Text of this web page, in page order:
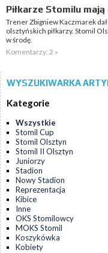
Piłkarze Stomilu
Trener Zbigniew Kaczmarek
olsztyńskich piłkarzy. Stomil
w środę.
Komentarzy: 2 »
WYSZUKIWARKA
Kategorie
Wszystkie
Stomil Cup
Stomil Olsztyn
Stomil II Olsztyn
Juniorzy
Stadion
Nowy Stadion
Reprezentacja
Kibice
Inne
OKS Stomilowcy
MOKS Stomil
Koszykówka
Kobiety